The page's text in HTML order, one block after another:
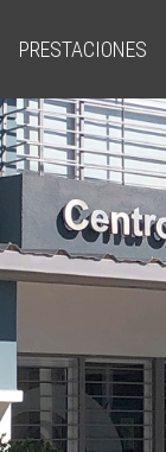
PRESTACIONES